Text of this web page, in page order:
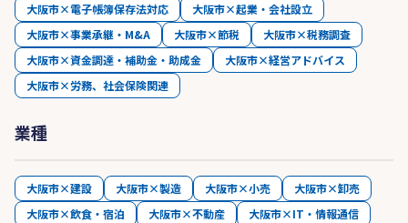
大阪市×電子帳簿保存法対応
大阪市×起業・会社設立
大阪市×事業承継・M&A
大阪市×節税
大阪市×税務調査
大阪市×資金調達・補助金・助成金
大阪市×経営アドバイス
大阪市×労務、社会保険関連
業種
大阪市×建設 大阪市×製造 大阪市×小売
大阪市×卸売
大阪市×飲食・宿泊
大阪市×不動産
大阪市×IT・情報通信